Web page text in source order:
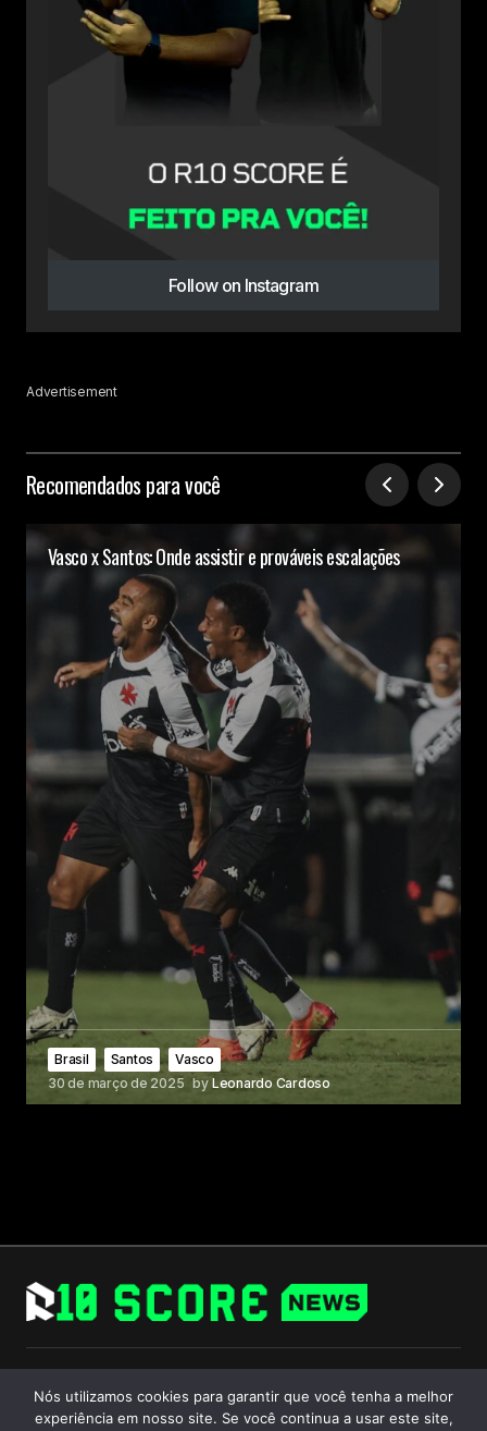
Follow on Instagram
Advertisement
Recomendados para você
Vasco x Santos: Onde assistir e prováveis escalações
Brasil Santos
Vasco
30 de março de 2025 by Leonardo Cardoso
Follow Us
Nós utilizamos cookies para garantir que você tenha a melhor
experiência em nosso site. Se você continua a usar este site,